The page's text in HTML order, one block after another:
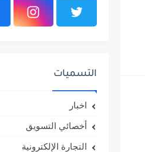
التسميات
اخبار
أخصائي التسويق
التجارة الإلكترونية